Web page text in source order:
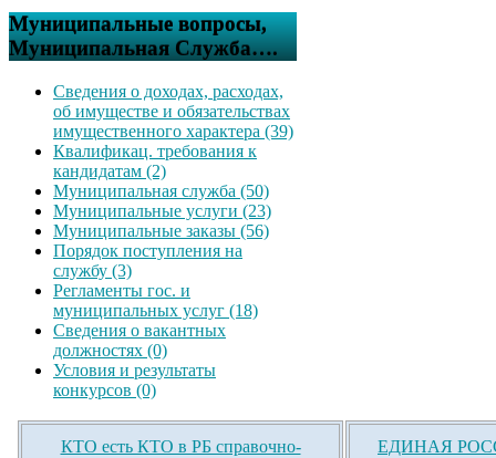
Муниципальные вопросы,
Муниципальная Служба….
Сведения о доходах, расходах,
об имуществе и обязательствах
имущественного характера (39)
Квалификац. требования к
кандидатам (2)
Муниципальная служба (50)
Муниципальные услуги (23)
Муниципальные заказы (56)
Порядок поступления на
службу (3)
Регламенты гос. и
муниципальных услуг (18)
Сведения о вакантных
должностях (0)
Условия и результаты
конкурсов (0)
КТО есть КТО в РБ справочно-
ЕДИНАЯ